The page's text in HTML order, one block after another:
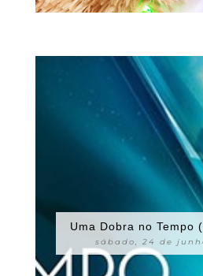
Uma Dobra no Tempo
sábado, 24 de